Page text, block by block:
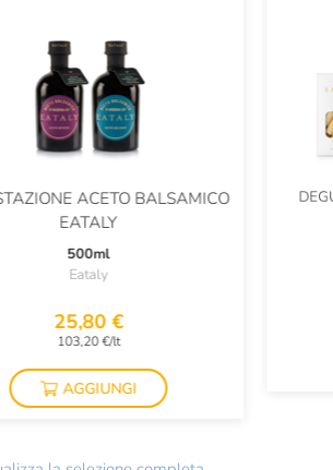
ACETO BALSAMICO
EATALY
500ml
Eataly
25,80 €
103,20 €/lt
AGGIUNGI